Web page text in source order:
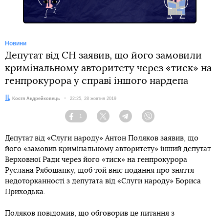
Новини
Депутат від СН заявив, що його замовили
кримінальному авторитету через «тиск» на
генпрокурора у справі іншого нардепа
Автор:Костя Андрейковець Дата:
22:25, 28 жовтня 2019
Facebook
1
Twitter TelegramViber
Депутат від «Слуги народу» Антон Поляков заявив, що
його «замовив кримінальному авторитету» інший депутат
Верховної Ради через його «тиск» на генпрокурора
Руслана Рябошапку, щоб той вніс подання про зняття
недоторканності з депутата від «Слуги народу» Бориса
Приходька.
Поляков повідомив, що обговорив це питання з